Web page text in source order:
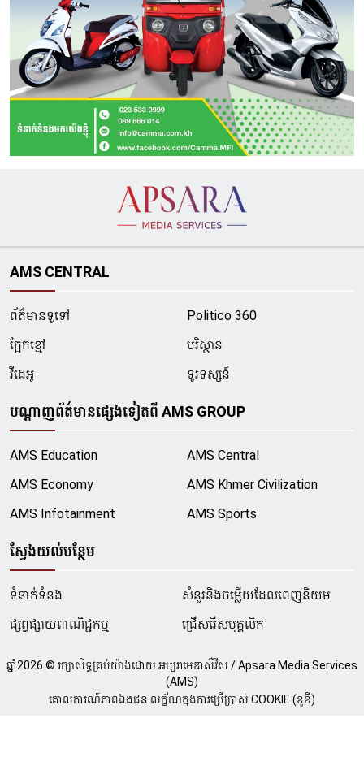
AMS CENTRAL
ព័ត៌មានទូទៅ
Politico 360
ក្អែកខ្មៅ
បរិស្ថាន
វីដេអូ
ទូរទស្សន៍
បណ្ដាញព័ត៌មានផ្សេងទៀតពី AMS GROUP
AMS Education
AMS Central
AMS Economy
AMS Khmer Civilization
AMS Infotainment
AMS Sports
ស្វែងយល់បន្ថែម
ទំនាក់ទំនង
សំនួរនិងចម្លើយដែលពេញនិយម
ផ្សព្វផ្សាយពាណិជ្ជកម្ម
ជ្រើសរើសបុគ្គលិក
ឆ្នាំ2026 © រក្សាសិទ្ធគ្រប់យ៉ាងដោយ អប្សរាមេឌាសឺវីស / Apsara Media Services
(AMS)
គោលការណ៍ភាពឯងជន លក្ខ័ណក្នុងការប្រើប្រាស់ COOKIE (ខូខី)